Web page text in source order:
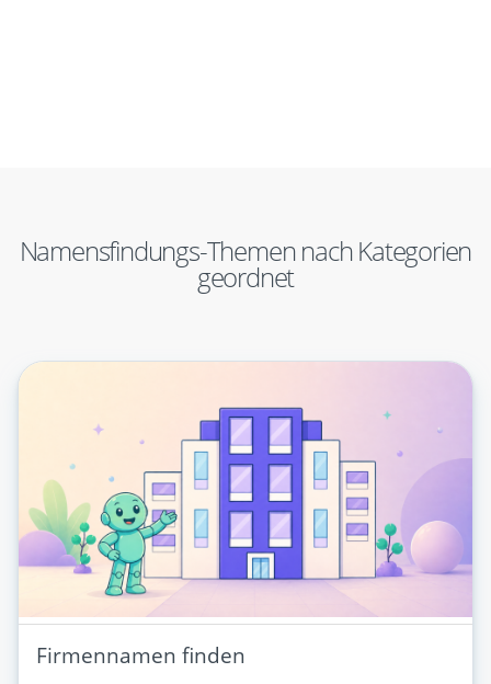
Namensfindungs-Themen nach Kategorien
geordnet
Firmennamen finden